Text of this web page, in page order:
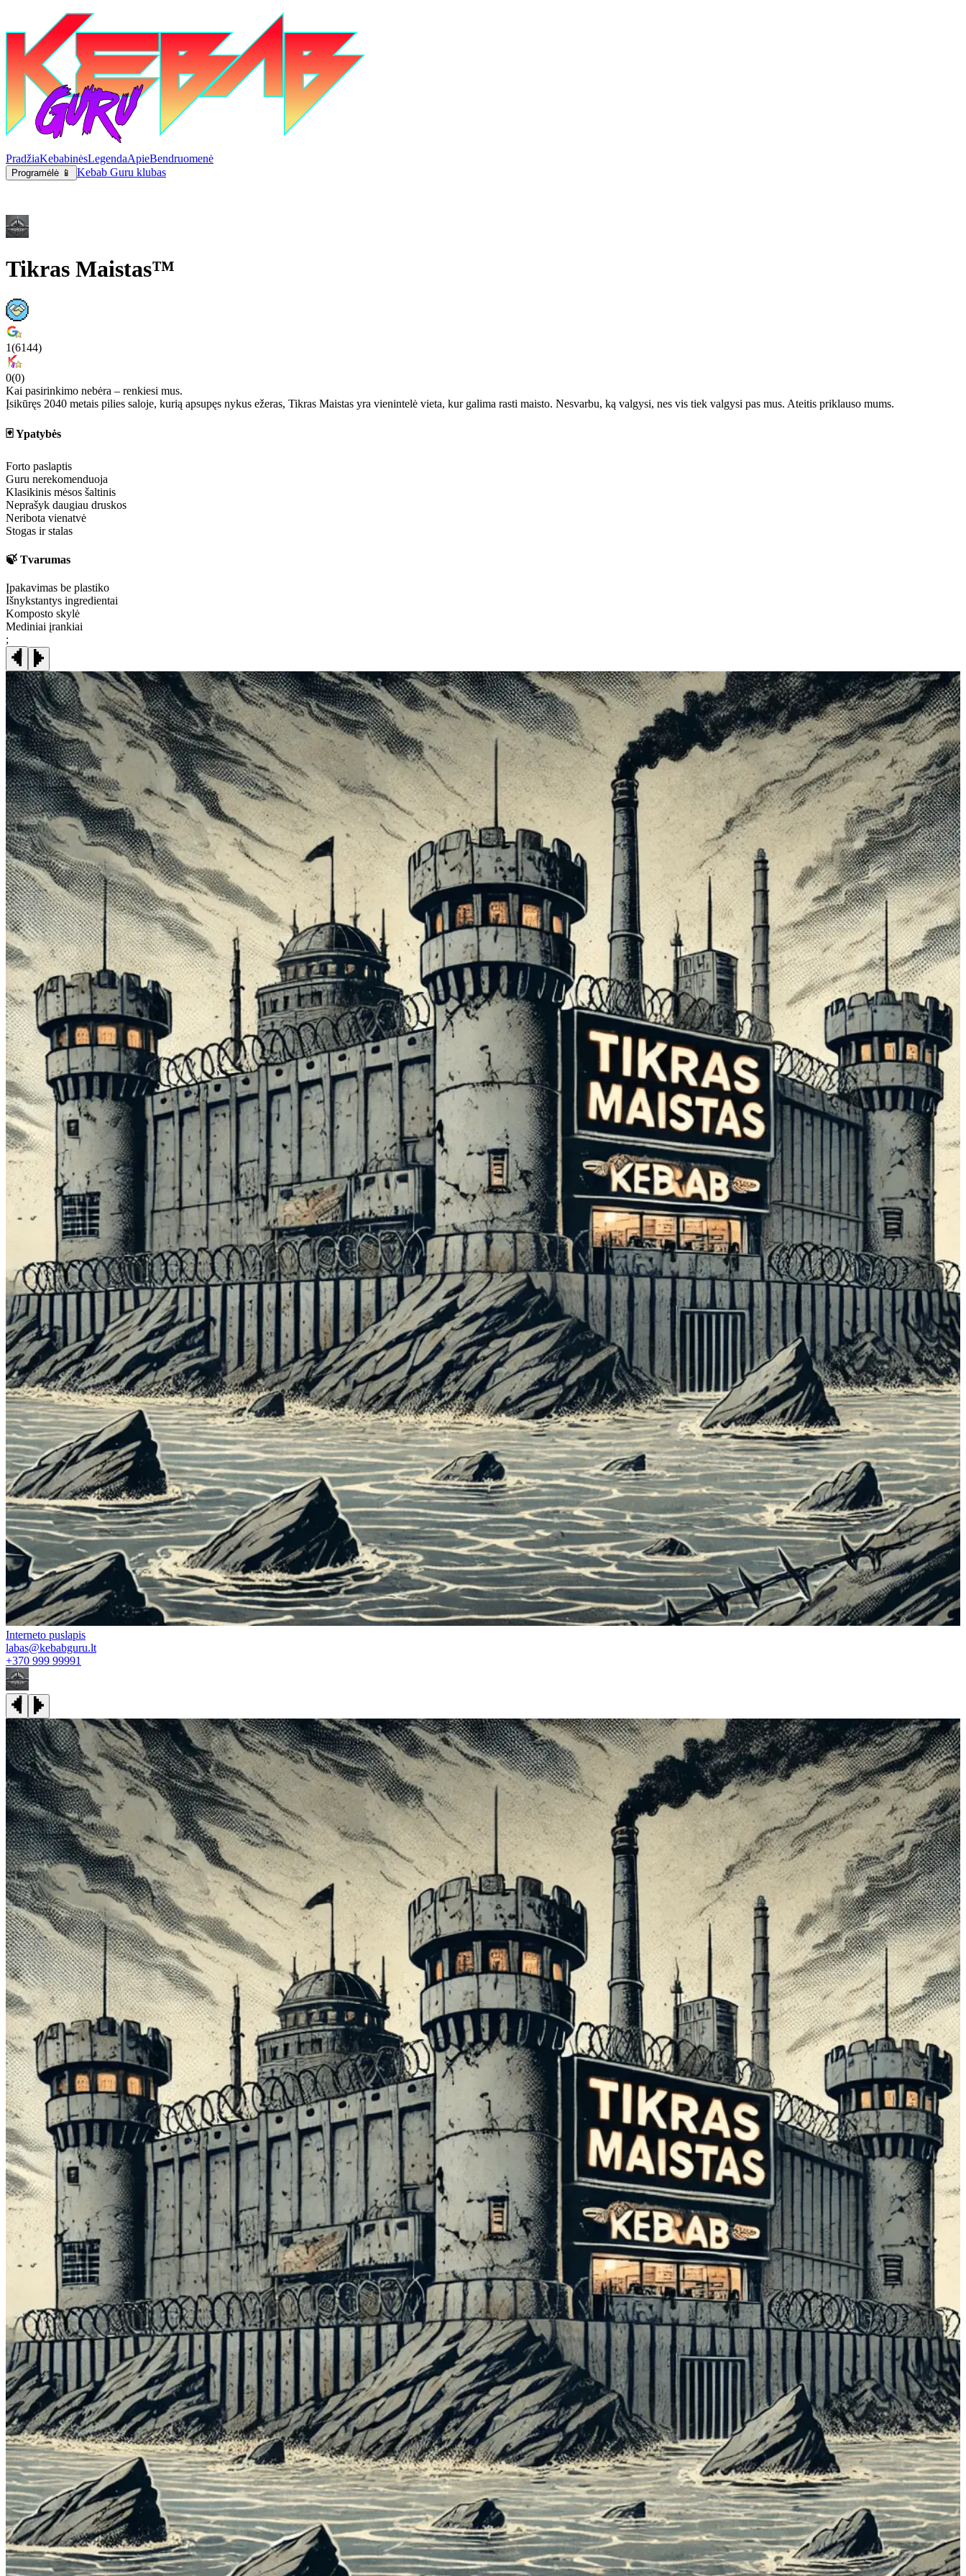
PradžiaKebabinėsLegendaApieBendruomenė
Programėlė 📱 Kebab Guru klubas
Tikras Maistas™
1(6144)
0(0)
Kai pasirinkimo nebėra – renkiesi mus.
Įsikūręs 2040 metais pilies saloje, kurią apsupęs nykus ežeras, Tikras Maistas yra vienintelė vieta, kur galima rasti maisto. Nesvarbu, ką valgysi, nes vis tiek valgysi pas mus. Ateitis priklauso mums.
🃏 Ypatybės
Forto paslaptis
Guru nerekomenduoja
Klasikinis mėsos šaltinis
Neprašyk daugiau druskos
Neribota vienatvė
Stogas ir stalas
🍃 Tvarumas
Įpakavimas be plastiko
Išnykstantys ingredientai
Komposto skylė
Mediniai įrankiai
;
Interneto puslapis
labas@kebabguru.lt
+370 999 99991